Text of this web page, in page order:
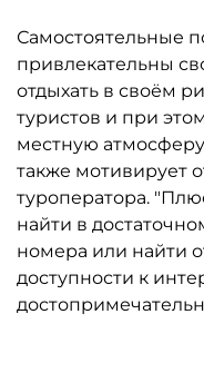
Самостоятельные
привлекательны
отдыхать в своём
туристов и при
местную
также мотивирует
туроператора.
найти в
номера или найти
доступности к